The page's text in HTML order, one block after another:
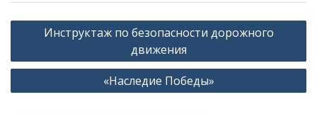
Навигация
записям
Инструктаж по безопасности дорожного
движения
«Наследие Победы»